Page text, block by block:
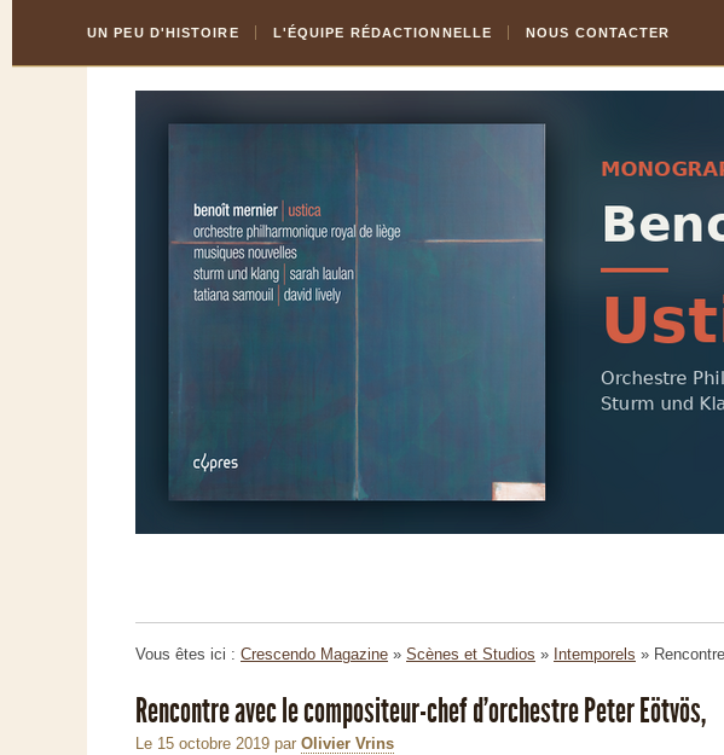
Content
la
UN PEU D'HISTOIRE L'ÉQUIPE RÉDACTIONNELLE NOUS CONTACTER
Vous êtes ici : Crescendo Magazine » Scènes et Studios » Intemporels »
Rencontre avec le compositeur-chef d’orchestre Peter Eötvös,
Le 15 octobre 2019 par Olivier Vrins